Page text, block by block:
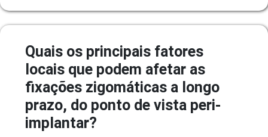
Quais os principais fatores
locais que podem afetar as
fixações zigomáticas a longo
prazo, do ponto de vista peri-
implantar?